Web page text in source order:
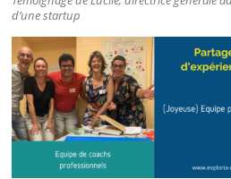
d’une startup